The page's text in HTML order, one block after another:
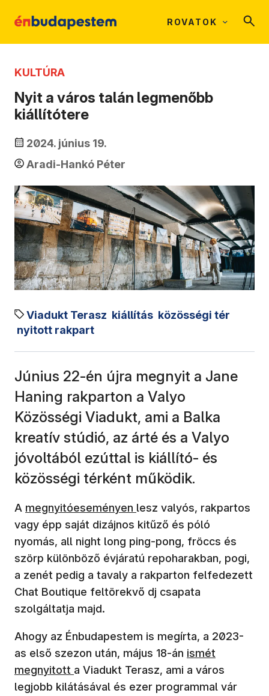
ROVATOK
KULTÚRA
Nyit a város talán legmenőbb
kiállítótere
2024. június 19.
Aradi-Hankó Péter
Viadukt Terasz kiállítás közösségi tér
nyitott rakpart
Június 22-én újra megnyit a Jane
Haning rakparton a Valyo
Közösségi Viadukt, ami a Balka
kreatív stúdió, az árté és a Valyo
jóvoltából ezúttal is kiállító- és
közösségi térként működik.
A (új ablakban nyílik meg)
megnyitóeseményen lesz valyós, rakpartos
vagy épp saját dizájnos kitűző és póló
nyomás, all night long ping-pong, fröccs és
szörp különböző évjáratú repoharakban, pogi,
a zenét pedig a tavaly a rakparton felfedezett
Chat Boutique feltörekvő dj csapata
szolgáltatja majd.
Ahogy az Énbudapestem is megírta, a 2023-
as első szezon után, május 18-án (új ablakban
ismét
megnyitott a Viadukt Terasz, ami a város
legjobb kilátásával és ezer programmal vár